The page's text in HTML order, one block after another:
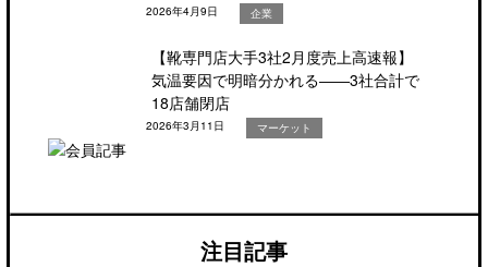
2026年4月9日 企業
【靴専門店大手3社2月度売上高速報】
気温要因で明暗分かれる――3社合計で
18店舗閉店
2026年3月11日 マーケット
注目記事